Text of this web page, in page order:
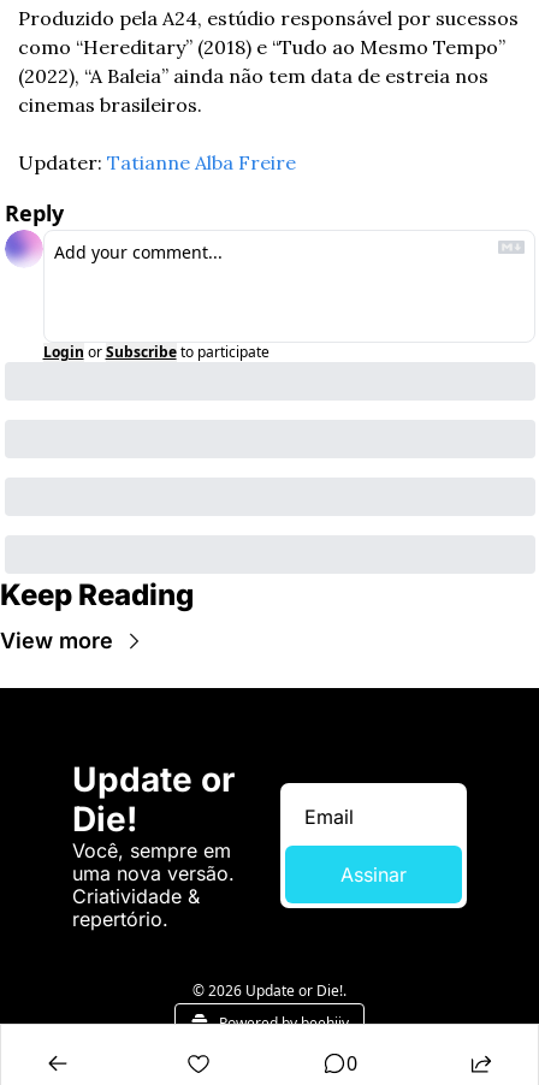
Produzido pela A24, estúdio responsável por sucessos
como “Hereditary” (2018) e “Tudo ao Mesmo Tempo”
(2022), “A Baleia” ainda não tem data de estreia nos
cinemas brasileiros.
Updater: Tatianne Alba Freire
Reply
Login or Subscribe to participate
Keep Reading
View more
Update or
Die!
Você, sempre em
uma nova versão.
Criatividade &
repertório.
Assinar
© 2026 Update or Die!.
Powered by beehiiv
0